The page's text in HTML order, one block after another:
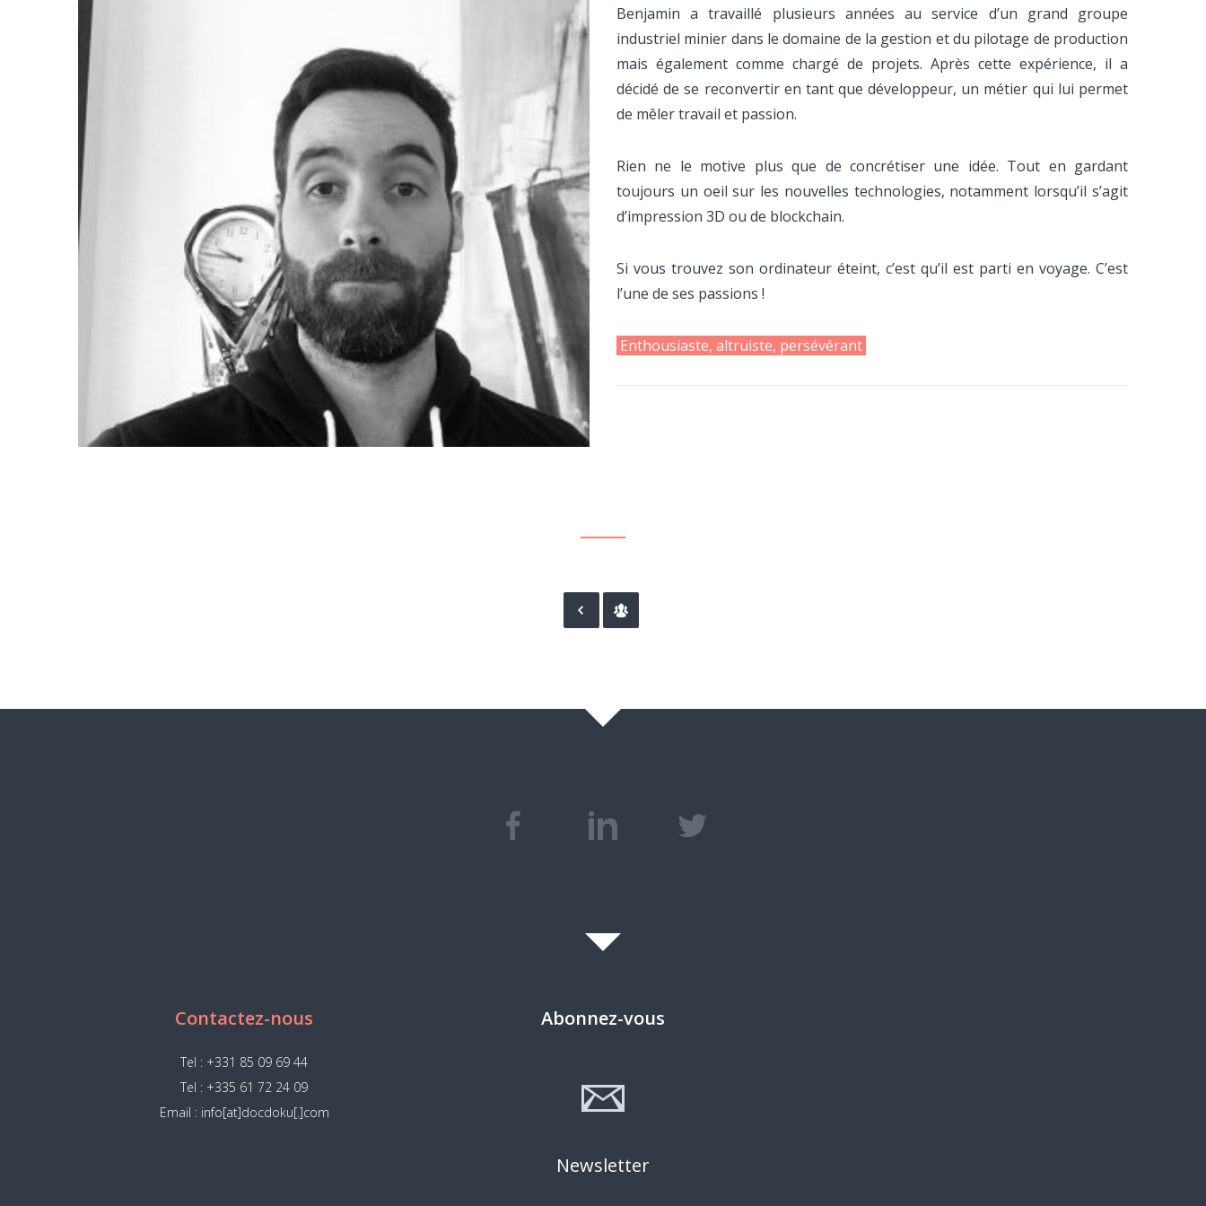
Benjamin a travaillé plusieurs années au service d’un grand groupe
industriel minier dans le domaine de la gestion et du pilotage de production
mais également comme chargé de projets. Après cette expérience, il a
décidé de se reconvertir en tant que développeur, un métier qui lui permet
de mêler travail et passion.
Rien ne le motive plus que de concrétiser une idée. Tout en gardant
toujours un oeil sur les nouvelles technologies, notamment lorsqu’il s’agit
d’impression 3D ou de blockchain.
Si vous trouvez son ordinateur éteint, c’est qu’il est parti en voyage. C’est
l’une de ses passions !
Enthousiaste, altruiste, persévérant
Contactez-nous
Tel : +331 85 09 69 44
Tel : +335 61 72 24 09
Email : info[at]docdoku[.]com
Abonnez-vous
Newsletter